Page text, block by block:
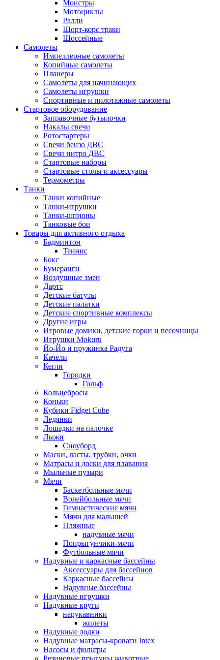
Монстры
Мотоциклы
Ралли
Шорт-корс траки
Шоссейные
Самолеты
Импеллерные самолеты
Копийные самолеты
Планеры
Самолеты для начинающих
Самолеты игрушки
Спортивные и пилотажные самолеты
Стартовое оборудование
Заправочные бутылочки
Накалы свечи
Ротостартеры
Свечи бензо ДВС
Свечи нитро ДВС
Стартовые наборы
Стартовые столы и аксессуары
Термометры
Танки
Танки копийные
Танки-игрушки
Танки-шпионы
Танковые бои
Товары для активного отдыха
Бадминтон
Теннис
Бокс
Бумеранги
Воздушные змеи
Дартс
Детские батуты
Детские палатки
Детские спортивные комплексы
Другие игры
Игровые домики, детские горки и песочницы
Игрушки Mokuru
Йо-Йо и пружинка Радуга
Качели
Кегли
Городки
Гольф
Кольцебросы
Коньки
Кубики Fidget Cube
Ледянки
Лошадки на палочке
Лыжи
Сноуборд
Маски, ласты, трубки, очки
Матрасы и доски для плавания
Мыльные пузыри
Мячи
Баскетбольные мячи
Волейбольные мячи
Гимнастические мячи
Мячи для малышей
Пляжные
надувные мячи
Попрыгунчики-мячи
Футбольные мячи
Надувные и каркасные бассейны
Аксессуары для бассейнов
Каркасные бассейны
Надувные бассейны
Надувные игрушки
Надувные круги
нарукавники
жилеты
Надувные лодки
Надувные матрасы-кровати Intex
Насосы и фильтры
Резиновые прыгуны животные